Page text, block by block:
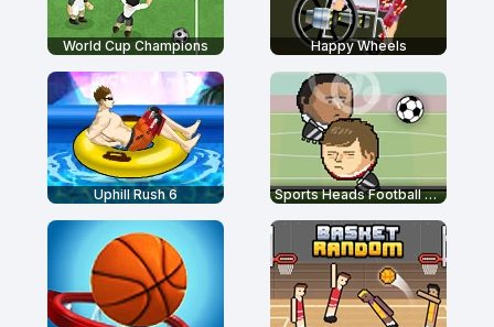
World Cup Champions Happy Wheels
Uphill Rush 6 Sports Heads Football Championship